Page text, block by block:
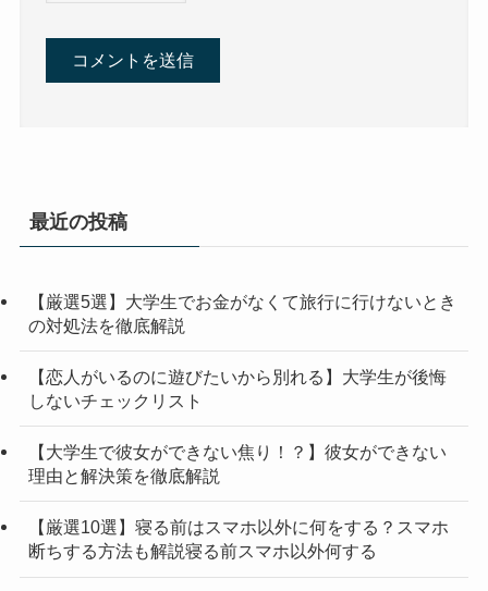
最近の投稿
【厳選5選】大学生でお金がなくて旅行に行けないとき
の対処法を徹底解説
【恋人がいるのに遊びたいから別れる】大学生が後悔
しないチェックリスト
【大学生で彼女ができない焦り！？】彼女ができない
理由と解決策を徹底解説
【厳選10選】寝る前はスマホ以外に何をする？スマホ
断ちする方法も解説寝る前スマホ以外何する